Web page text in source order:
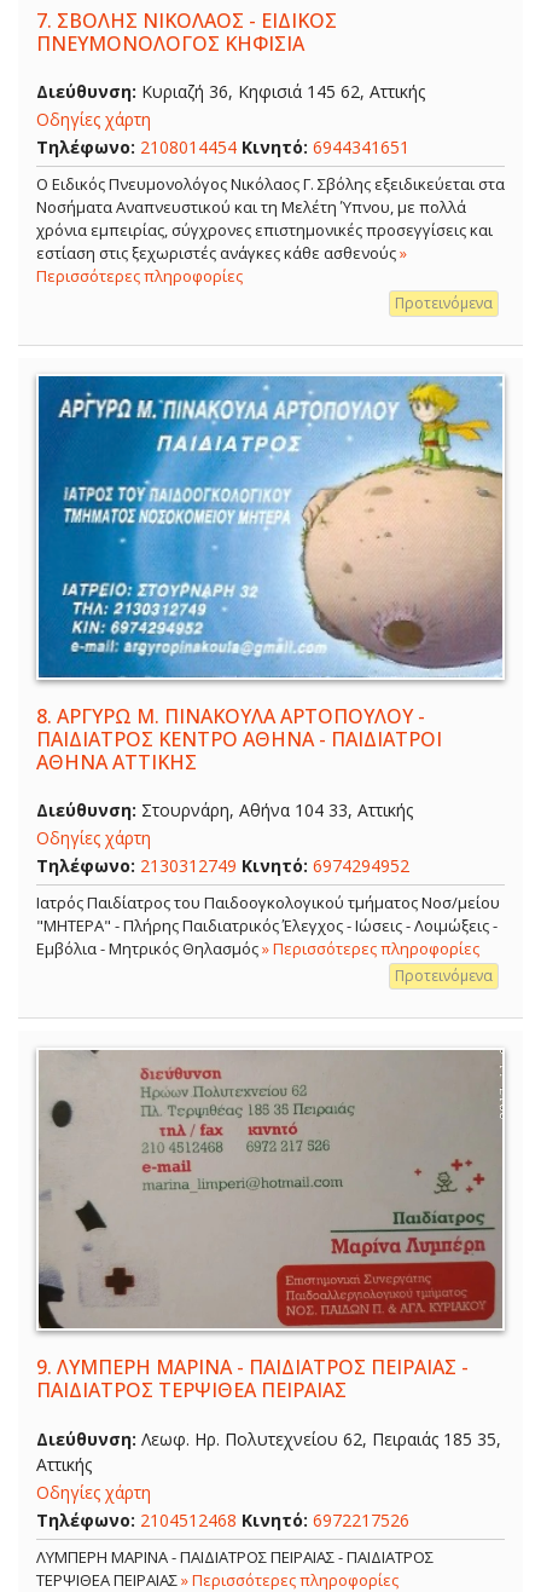
7. ΣΒΟΛΗΣ ΝΙΚΟΛΑΟΣ - ΕΙΔΙΚΟΣ
ΠΝΕΥΜΟΝΟΛΟΓΟΣ ΚΗΦΙΣΙΑ
Διεύθυνση: Κυριαζή 36, Κηφισιά 145 62, Αττικής
Οδηγίες χάρτη
Τηλέφωνο: 2108014454 Κινητό: 6944341651
O Ειδικός Πνευμονολόγος Νικόλαος Γ. Σβόλης εξειδικεύεται στα
Νοσήματα Αναπνευστικού και τη Μελέτη Ύπνου, με πολλά
χρόνια εμπειρίας, σύγχρονες επιστημονικές προσεγγίσεις και
εστίαση στις ξεχωριστές ανάγκες κάθε ασθενούς»
Περισσότερες πληροφορίες
Προτεινόμενα
8. ΑΡΓΥΡΩ Μ. ΠΙΝΑΚΟΥΛΑ ΑΡΤΟΠΟΥΛΟΥ -
ΠΑΙΔΙΑΤΡΟΣ ΚΕΝΤΡΟ ΑΘΗΝΑ - ΠΑΙΔΙΑΤΡΟΙ
ΑΘΗΝΑ ΑΤΤΙΚΗΣ
Διεύθυνση: Στουρνάρη, Αθήνα 104 33, Αττικής
Οδηγίες χάρτη
Τηλέφωνο: 2130312749 Κινητό: 6974294952
Ιατρός Παιδίατρος του Παιδοογκολογικού τμήματος Νοσ/μείου
"ΜΗΤΕΡΑ" - Πλήρης Παιδιατρικός Έλεγχος - Ιώσεις - Λοιμώξεις -
Εμβόλια - Μητρικός Θηλασμός» Περισσότερες πληροφορίες
Προτεινόμενα
9. ΛΥΜΠΕΡΗ ΜΑΡΙΝΑ - ΠΑΙΔΙΑΤΡΟΣ ΠΕΙΡΑΙΑΣ -
ΠΑΙΔΙΑΤΡΟΣ ΤΕΡΨΙΘΕΑ ΠΕΙΡΑΙΑΣ
Διεύθυνση: Λεωφ. Ηρ. Πολυτεχνείου 62, Πειραιάς 185 35,
Αττικής
Οδηγίες χάρτη
Τηλέφωνο: 2104512468 Κινητό: 6972217526
ΛΥΜΠΕΡΗ ΜΑΡΙΝΑ - ΠΑΙΔΙΑΤΡΟΣ ΠΕΙΡΑΙΑΣ - ΠΑΙΔΙΑΤΡΟΣ
ΤΕΡΨΙΘΕΑ ΠΕΙΡΑΙΑΣ» Περισσότερες πληροφορίες